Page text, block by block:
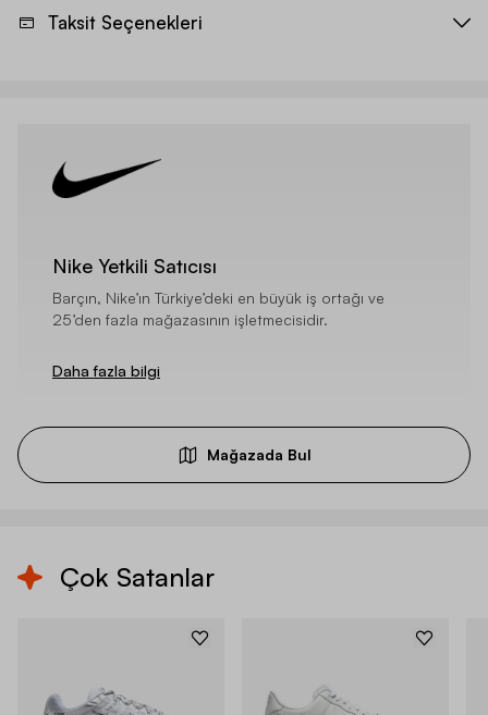
Taksit Seçenekleri
Nike Yetkili Satıcısı
Barçın, Nike’ın Türkiye’deki en büyük iş ortağı ve
25’den fazla mağazasının işletmecisidir.
Daha fazla bilgi
Mağazada Bul
Çok Satanlar